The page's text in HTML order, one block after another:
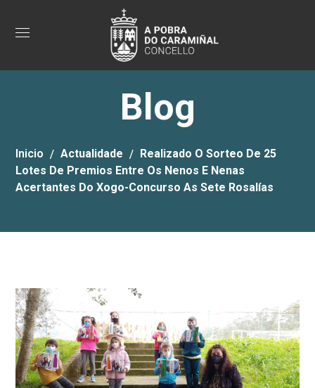
Blog
Inicio Actualidade
Realizado O Sorteo De 25
Lotes De Premios Entre Os Nenos E Nenas
Acertantes Do Xogo-Concurso As Sete Rosalías